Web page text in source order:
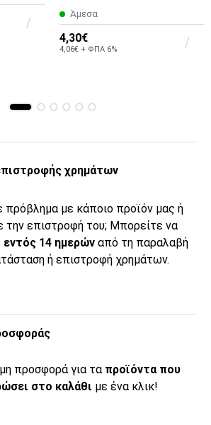
Άμεσα
4,30€
4,06€ + ΦΠΑ 6%
χρημάτων
πρόβλημα με κάποιο προϊόν μας ή
την επιστροφή του; Μπορείτε να
εντός 14 ημερών από τη παραλαβή
ή επιστροφή χρημάτων.
προσφορά για τα προϊόντα που
στο καλάθι με ένα κλικ!